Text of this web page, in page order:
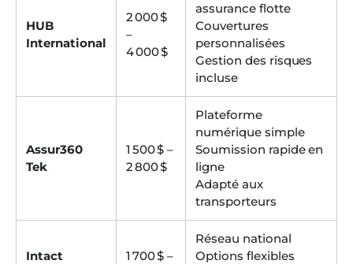
HUB
International
2 000 $
–
4 000 $
assurance flotte
Couvertures
personnalisées
Gestion des risques
incluse
Assur360
Tek
1 500 $ –
2 800 $
Plateforme
numérique simple
Soumission rapide en
ligne
Adapté aux
transporteurs
Intact
1 700 $ –
Réseau national
Options flexibles